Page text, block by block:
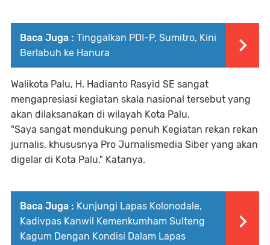
Baca Juga : Tinggalkan PDI-P, Sumitro, Kini
Berlabuh ke Hanura
Walikota Palu, H. Hadianto Rasyid SE sangat
mengapresiasi kegiatan skala nasional tersebut yang
akan dilaksanakan di wilayah Kota Palu.
"Saya sangat mendukung penuh Kegiatan rekan rekan
jurnalis, khususnya Pro Jurnalismedia Siber yang akan
digelar di Kota Palu," Katanya.
Baca Juga : Kunjungi Lapas Kolonodale,
Kadivpas Kanwil Kemenkumham Sulteng
Kagum Dengan Kondisi Dalam Lapas